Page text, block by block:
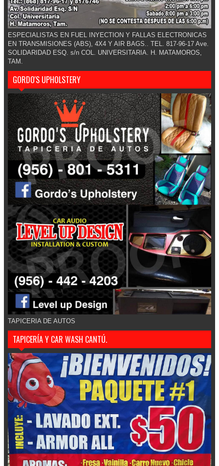
ESPECIALISTAS EN FUEL INYECTION Y FALLAS ELECTRONICAS
EN TRANSMISIONES (ABS), 4X4 Y AIR BAGS.. TEL. 817-96-17 Ave.
SOLIDARIDAD ESQ. s/n COL. UNIVERSITARIA. H. MATAMOROS,
TAM.
GORDO'S UPHOLSTERY
TAPICERIA DE AUTOS
TAPICERÍA Y CAR WASH CANTÚ.